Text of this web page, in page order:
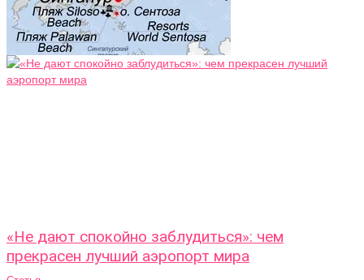
«Не дают спокойно заблудиться»: чем
прекрасен лучший аэропорт мира